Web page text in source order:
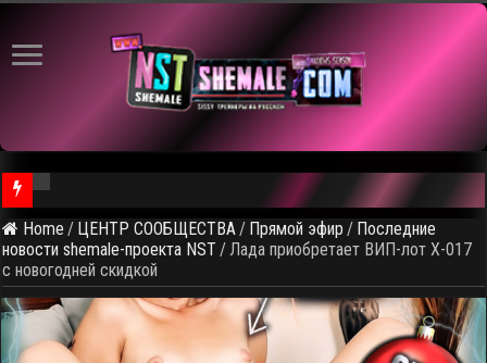
⚠ Голосование по выбору т
Home / ЦЕНТР СООБЩЕСТВА / Прямой эфир / Последние
новости shemale-проекта NST / Лада приобретает ВИП-лот X-017
с новогодней скидкой